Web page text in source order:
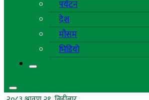
पर्यटन
देश
मौसम
भिडियो